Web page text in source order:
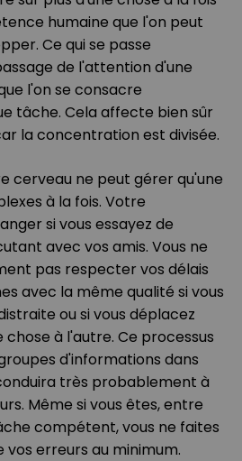
humaine que l'on peut
Ce qui se passe
de l'attention d'une
l'on se consacre
tâche. Cela affecte bien sûr
la concentration est divisée.
cerveau ne peut gérer qu'une
à la fois. Votre
si vous essayez de
avec vos amis. Vous ne
pas respecter vos délais
avec la même qualité si vous
ou si vous déplacez
à l'autre. Ce processus
d'informations dans
très probablement à
Même si vous êtes, entre
compétent, vous ne faites
erreurs au minimum.